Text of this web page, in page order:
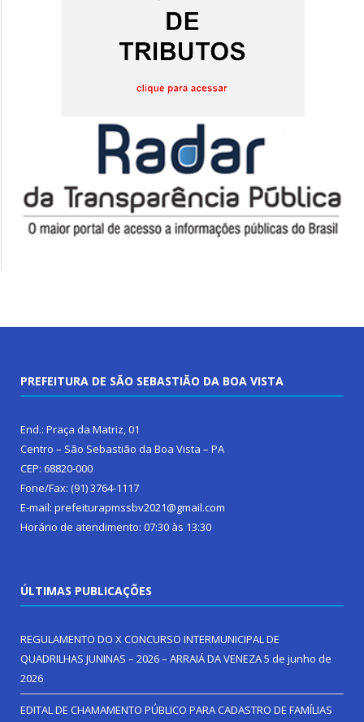
PREFEITURA DE SÃO SEBASTIÃO DA BOA VISTA
End.: Praça da Matriz, 01
Centro – São Sebastião da Boa Vista – PA
CEP: 68820-000
Fone/Fax: (91) 3764-1117
E-mail: prefeiturapmssbv2021@gmail.com
Horário de atendimento: 07:30 às 13:30
ÚLTIMAS PUBLICAÇÕES
REGULAMENTO DO X CONCURSO INTERMUNICIPAL DE
QUADRILHAS JUNINAS – 2026 – ARRAIÁ DA VENEZA5 de junho de
2026
EDITAL DE CHAMAMENTO PÚBLICO PARA CADASTRO DE FAMÍLIAS